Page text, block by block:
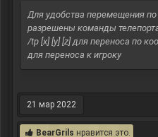
Для удобства перемещения по
разрешены команды
/tp [x] [y] [z] для переноса по
для переноса к игроку
21 мар 2022
BearGrils нравится это.